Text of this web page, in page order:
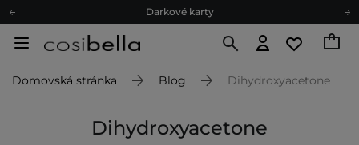
Darkové karty
Odeslání do 24 hod.
Ekologické balení
Domovská stránka Blog Dihydroxyacetone
Dihydroxyacetone